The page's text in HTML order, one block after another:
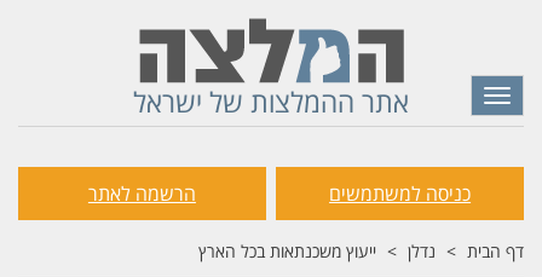
אתר ההמלצות של ישראל
Toggle
navigation
כניסה למשתמשים הרשמה לאתר
דף הבית נדלן ייעוץ משכנתאות בכל הארץ